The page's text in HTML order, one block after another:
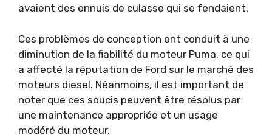
avaient des ennuis de culasse qui se fendaient.
Ces problèmes de conception ont conduit à une
diminution de la fiabilité du moteur Puma, ce qui
a affecté la réputation de Ford sur le marché des
moteurs diesel. Néanmoins, il est important de
noter que ces soucis peuvent être résolus par
une maintenance appropriée et un usage
modéré du moteur.